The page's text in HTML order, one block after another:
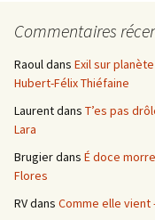
Commentaires
Raouldans Exil sur
Hubert-Félix Thiéfaine
Laurentdans T’es pas
Lara
Brugierdans É doce
Flores
RVdans Comme elle vient